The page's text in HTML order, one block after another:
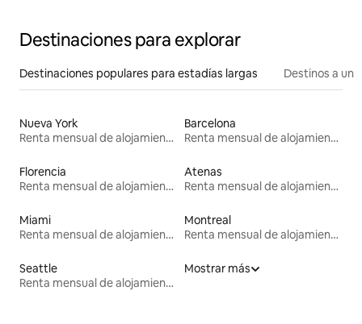
Destinaciones para explorar
Destinaciones populares para estadías largas Destinos a un
Nueva York
Renta mensual de alojamientos
Barcelona
Renta mensual de alojamientos
Florencia
Renta mensual de alojamientos
Atenas
Renta mensual de alojamientos
Miami
Renta mensual de alojamientos
Montreal
Renta mensual de alojamientos
Seattle
Renta mensual de alojamientos
Mostrar más